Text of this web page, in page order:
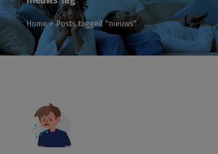
Home>Posts tagged "nieuws"